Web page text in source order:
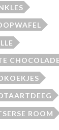
CHOCOLADE
ROOM